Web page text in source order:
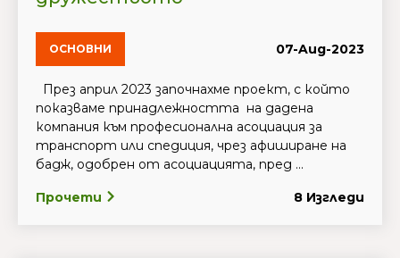
ОСНОВНИ 07-Aug-2023
През април 2023 започнахме проект, с който
показваме принадлежността на дадена
компания към професионална асоциация за
транспорт или спедиция, чрез афиширане на
бадж, одобрен от асоциацията, пред ...
Прочети 8 Изгледи